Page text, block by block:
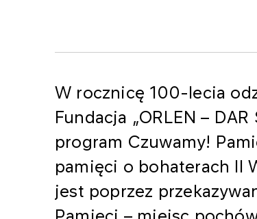
W rocznicę 100-lecia
Fundacja „ORLEN –
program Czuwamy!
pamięci o bohaterach II
jest poprzez